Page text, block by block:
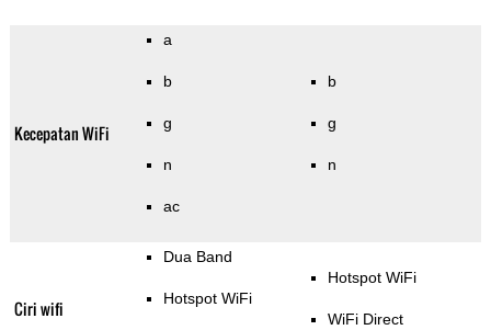
Kecepatan WiFi
a
b
g
n
ac
b
g
n
Ciri wifi
Dua Band
Hotspot WiFi
Hotspot WiFi
WiFi Direct